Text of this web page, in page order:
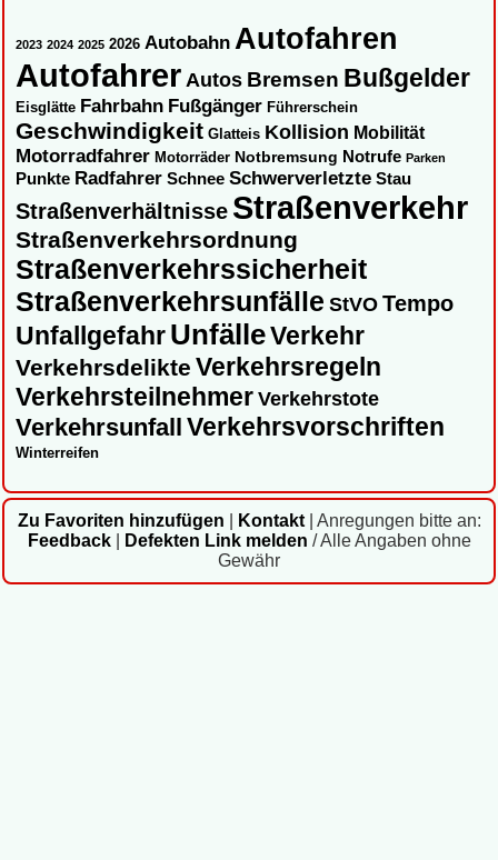
2023 2024 2025 2026 Autobahn Autofahren
AutofahrerAutos Bremsen Bußgelder
Eisglätte Fahrbahn Fußgänger Führerschein
Geschwindigkeit Glatteis Kollision Mobilität
Motorradfahrer Motorräder Notbremsung Notrufe Parken
Punkte Radfahrer Schnee Schwerverletzte Stau
Straßenverhältnisse Straßenverkehr
Straßenverkehrsordnung
Straßenverkehrssicherheit
Straßenverkehrsunfälle StVOTempo
UnfallgefahrUnfälleVerkehr
Verkehrsdelikte Verkehrsregeln
Verkehrsteilnehmer Verkehrstote
Verkehrsunfall Verkehrsvorschriften
Winterreifen
Zu Favoriten hinzufügen Kontakt| Anregungen bitte an:
Feedback| Defekten Link melden / Alle Angaben ohne
Gewähr